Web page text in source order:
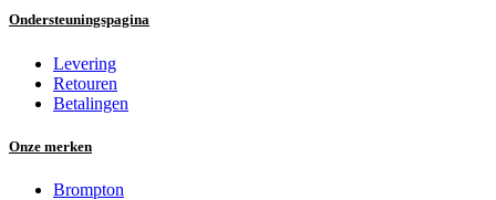
Ondersteuningspagina
Levering
Retouren
Betalingen
Onze merken
Brompton